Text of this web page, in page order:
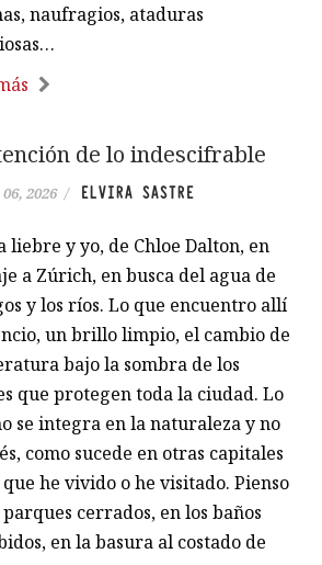
naufragios, ataduras
de lo indescifrable
2026 / ELVIRA SASTRE
liebre y yo, de Chloe Dalton, en
a Zúrich, en busca del agua de
y los ríos. Lo que encuentro allí
un brillo limpio, el cambio de
bajo la sombra de los
que protegen toda la ciudad. Lo
se integra en la naturaleza y no
como sucede en otras capitales
que he vivido o he visitado. Pienso
parques cerrados, en los baños
en la basura al costado de